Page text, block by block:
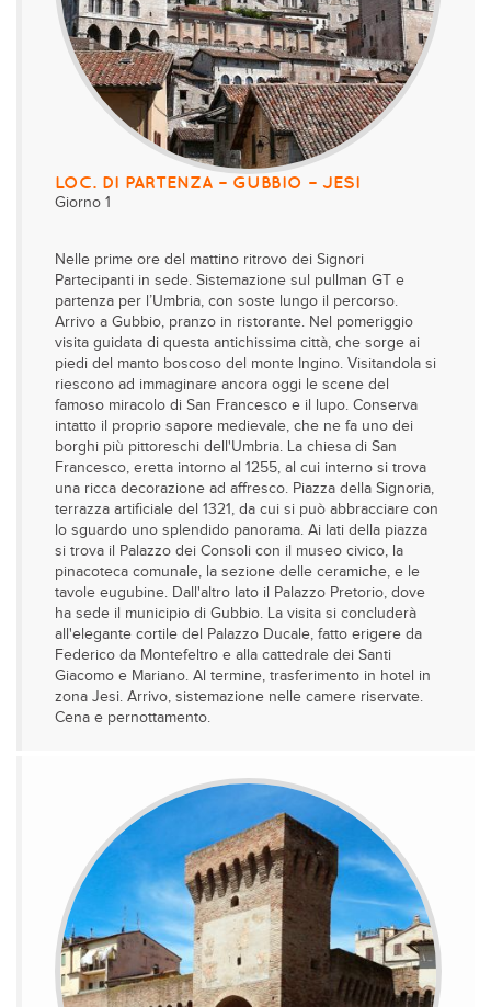
LOC. DI PARTENZA – GUBBIO – JESI
Giorno 1
Nelle prime ore del mattino ritrovo dei Signori
Partecipanti in sede. Sistemazione sul pullman GT e
partenza per l’Umbria, con soste lungo il percorso.
Arrivo a Gubbio, pranzo in ristorante. Nel pomeriggio
visita guidata di questa antichissima città, che sorge ai
piedi del manto boscoso del monte Ingino. Visitandola si
riescono ad immaginare ancora oggi le scene del
famoso miracolo di San Francesco e il lupo. Conserva
intatto il proprio sapore medievale, che ne fa uno dei
borghi più pittoreschi dell'Umbria. La chiesa di San
Francesco, eretta intorno al 1255, al cui interno si trova
una ricca decorazione ad affresco. Piazza della Signoria,
terrazza artificiale del 1321, da cui si può abbracciare con
lo sguardo uno splendido panorama. Ai lati della piazza
si trova il Palazzo dei Consoli con il museo civico, la
pinacoteca comunale, la sezione delle ceramiche, e le
tavole eugubine. Dall'altro lato il Palazzo Pretorio, dove
ha sede il municipio di Gubbio. La visita si concluderà
all'elegante cortile del Palazzo Ducale, fatto erigere da
Federico da Montefeltro e alla cattedrale dei Santi
Giacomo e Mariano. Al termine, trasferimento in hotel in
zona Jesi. Arrivo, sistemazione nelle camere riservate.
Cena e pernottamento.